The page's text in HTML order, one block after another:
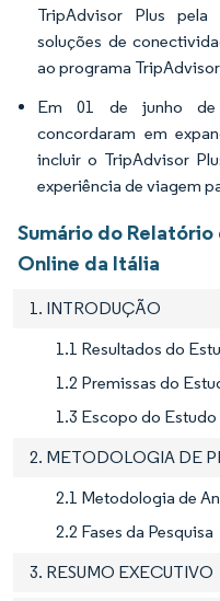
TripAdvisor Plus
soluções de
ao programa
Em 01 de junho de
concordaram em
incluir o TripAdvisor
experiência de viagem
Sumário do
Online da Itália
1. INTRODUÇÃO
1.1 Resultados do
1.2 Premissas do
1.3 Escopo do Estudo
2. METODOLOGIA DE
2.1 Metodologia de
2.2 Fases da Pesquisa
3. RESUMO EXECUTIVO